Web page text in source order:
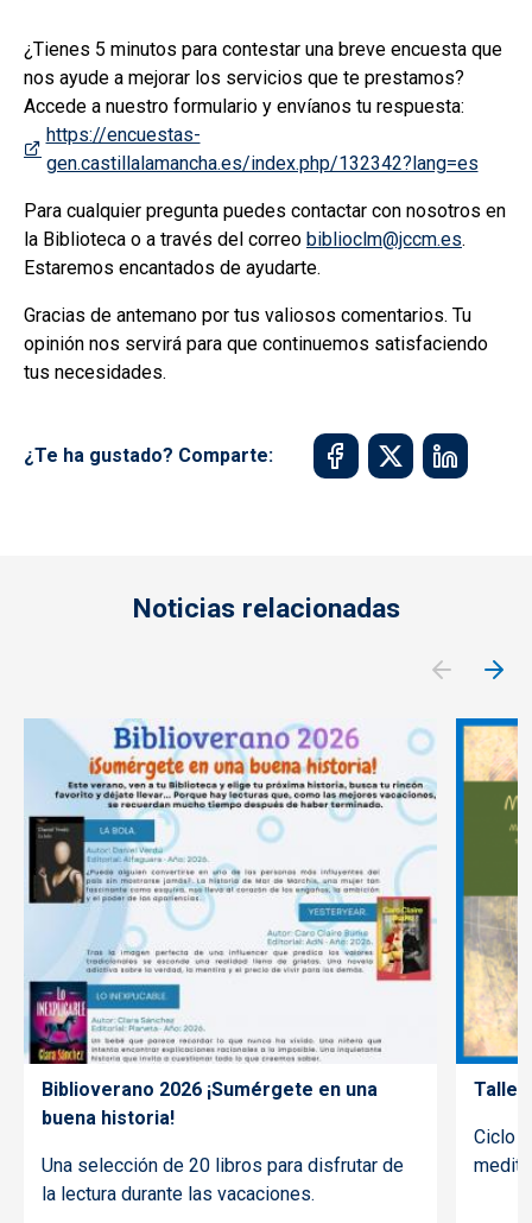
¿Tienes 5 minutos para contestar una breve encuesta que
nos ayude a mejorar los servicios que te prestamos?
Accede a nuestro formulario y envíanos tu respuesta:
https://encuestas-
gen.castillalamancha.es/index.php/132342?lang=es
Para cualquier pregunta puedes contactar con nosotros en
la Biblioteca o a través del correo biblioclm@jccm.es.
Estaremos encantados de ayudarte.
Gracias de antemano por tus valiosos comentarios. Tu
opinión nos servirá para que continuemos satisfaciendo
tus necesidades.
¿Te ha gustado? Comparte:
Noticias relacionadas
Biblioverano 2026 ¡Sumérgete en una
buena historia!
Una selección de 20 libros para disfrutar de
la lectura durante las vacaciones.
Taller
Ciclo